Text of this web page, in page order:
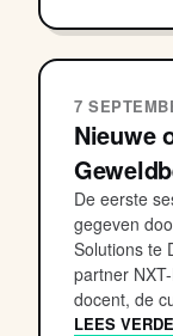
7
Nieuwe
De eerste
gegeven
Solutions te
partner
docent, de
LEES